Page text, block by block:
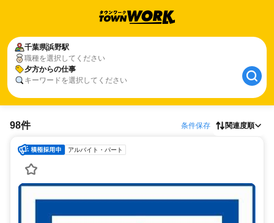
千葉県浜野駅
職種を選択してください
夕方からの仕事
キーワードを選択してください
98件 条件保存 関連度順
アルバイト・パート